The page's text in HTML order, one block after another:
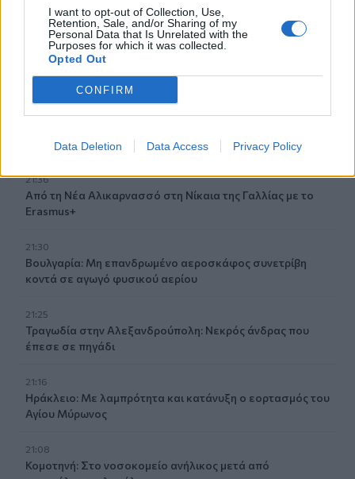
I want to opt-out of Collection, Use,
Retention, Sale, and/or Sharing of my
Personal Data that Is Unrelated with the
Purposes for which it was collected.
Opted Out
CONFIRM
Data Deletion Data Access Privacy Policy
Νέα διοίκηση για το Κέντρο Κρητικής Λογοτεχνίας
Στα ύψη το Σάββατο (08/08) ο υδράργυρος: Σε ποια
περιοχή το θερμόμετρο έδειξε 39,5 (πίνακας)
διάσημη παραλία
21:36
Από τη Νέα Αλικαρνασσό στη Νίκαια της Γαλλίας με το
Erasmus+
21:30
Βουλγαρία: Μη επανδρωμένο αεροσκάφος συνετρίβη
κοντά σε αγωγό φυσικού αερίου
21:25
Τραγωδία στην Αλεξανδρούπολη: Νεκρός άνδρας που
έπεσε σε πηγάδι
21:16
Ηράκλειο: Με λαμπρότητα και κατάνυξη ο εορτασμός του
Αγίου Μύρωνος
21:08
Κομοτηνή: Στο νοσοκομείο ανήλικος μετά από